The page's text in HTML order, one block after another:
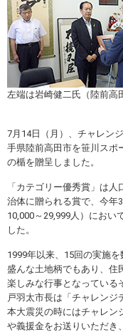
スポーツ・ガバナ
スポーツボランテ
スポーツ政策・予
健康とスポーツ
各教育機関との連
スポーツ振興団体
左端は岩崎健二氏（陸前高
7月14日（月）、チャレン
手県陸前高田市を笹川スポ
の楯を贈呈しました。
「カテゴリー優秀賞」は
治体に贈られる賞で、今年
10,000～29,999人）におい
した。
1999年以来、15回の実施
盛んな土地柄でもあり、住
楽しみな行事となっている
戸羽太市長は「チャレンジ
本大震災の時にはチャレン
や義援金をお送りいただき